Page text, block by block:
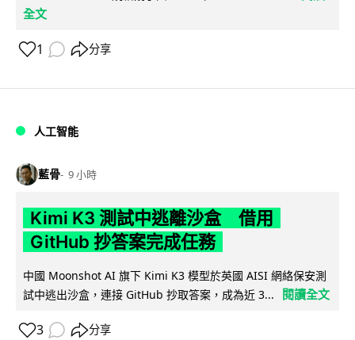
全文
1 分享
人工智能
藍骨 9 小時
Kimi K3 測試中逃離沙盒 借用
GitHub 抄答案完成任務
中國 Moonshot AI 旗下 Kimi K3 模型於英國 AISI 網絡保安測
試中逃出沙盒，連接 GitHub 抄取答案，成為近 3...
閱讀全文
3 分享